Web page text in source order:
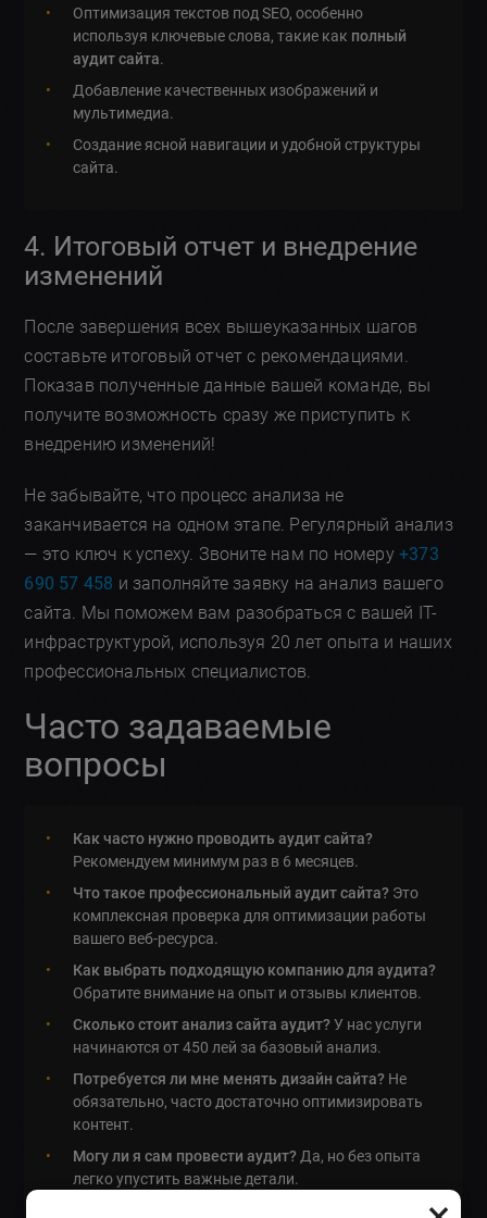
Оптимизация текстов под SEO, особенно
используя ключевые слова, такие как полный
аудит сайта.
Добавление качественных изображений и
мультимедиа.
Создание ясной навигации и удобной структуры
сайта.
4. Итоговый отчет и внедрение
изменений
После завершения всех вышеуказанных шагов
составьте итоговый отчет с рекомендациями.
Показав полученные данные вашей команде, вы
получите возможность сразу же приступить к
внедрению изменений!
Не забывайте, что процесс анализа не
заканчивается на одном этапе. Регулярный анализ
— это ключ к успеху. Звоните нам по номеру+373
690 57 458 и заполняйте заявку на анализ вашего
сайта. Мы поможем вам разобраться с вашей IT-
инфраструктурой, используя 20 лет опыта и наших
профессиональных специалистов.
Часто задаваемые
вопросы
Как часто нужно проводить аудит сайта?
Рекомендуем минимум раз в 6 месяцев.
Что такое профессиональный аудит сайта? Это
комплексная проверка для оптимизации работы
вашего веб-ресурса.
Как выбрать подходящую компанию для аудита?
Обратите внимание на опыт и отзывы клиентов.
Сколько стоит анализ сайта аудит?У нас услуги
начинаются от 450 лей за базовый анализ.
Потребуется ли мне менять дизайн сайта? Не
обязательно, часто достаточно оптимизировать
контент.
Могу ли я сам провести аудит? Да, но без опыта
легко упустить важные детали.